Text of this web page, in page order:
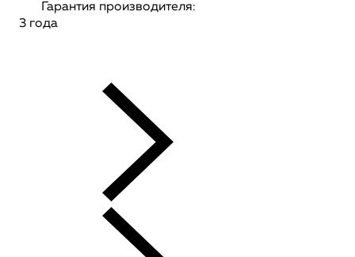
Гарантия производителя:
3 года